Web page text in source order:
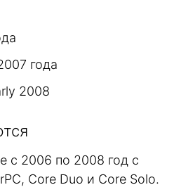
года
2008
с 2006 по 2008 год с
Core Duo и Core Solo.